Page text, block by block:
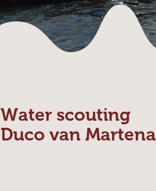
Water scouting
Duco van Martena